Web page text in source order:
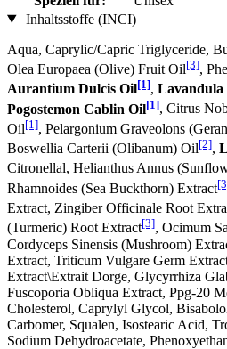
Inhaltsstoffe (INCI)
Aqua, Caprylic/Capric Triglyceride,
Olea Europaea (Olive) Fruit Oil[3],
Aurantium Dulcis Oil[1], Lavandula
Pogostemon Cablin Oil[1], Citrus
Oil[1], Pelargonium Graveolons
Boswellia Carterii (Olibanum) Oil[2],
Citronellal, Helianthus Annus
Rhamnoides (Sea Buckthorn) Extract
Extract, Zingiber Officinale Root
(Turmeric) Root Extract[3], Ocimum
Cordyceps Sinensis (Mushroom)
Extract, Triticum Vulgare Germ
Extract\Extrait Dorge, Glycyrrhiza
Fuscoporia Obliqua Extract, Ppg-20
Cholesterol, Caprylyl Glycol,
Carbomer, Squalen, Isostearic Acid,
Sodium Dehydroacetate,